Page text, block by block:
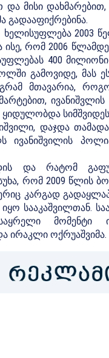
მისი
გადააფიქრებინა.
ხელისუფლება
რომ 2006
400
გამოვიდე, მას
მთავარია,
ყიდულობდა
დაჯდა
ივანიშვილის
და რატომ
რომ 2009 წლის
კარგად
სააკაშვილთან.
მომენტი
ირაკლი ოქრუაშვიმა.